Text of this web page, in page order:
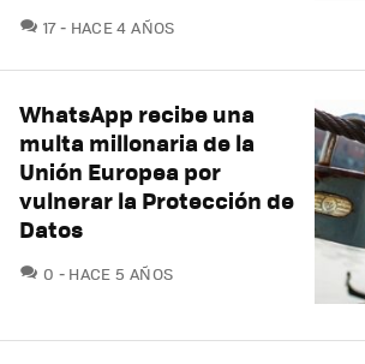
17COMENTARIOS
HACE 4 AÑOS
WhatsApp recibe una
multa millonaria de la
Unión Europea por
vulnerar la Protección de
Datos
0 COMENTARIOS
HACE 5 AÑOS